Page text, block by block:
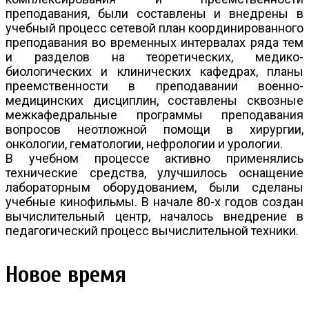
преподавания, были составлены и внедрены в
учебный процесс сетевой план координированного
преподавания во временных интервалах ряда тем
и разделов на теоретических, медико-
биологических и клинических кафедрах, планы
преемственности в преподавании военно-
медицинских дисциплин, составлены сквозные
межкафедральные программы преподавания
вопросов неотложной помощи в хирургии,
онкологии, гематологии, нефрологии и урологии.
В учебном процессе активно применялись
технические средства, улучшилось оснащение
лабораторным оборудованием, были сделаны
учебные кинофильмы. В начале 80-х годов создан
вычислительный центр, началось внедрение в
педагогический процесс вычислительной техники.
Новое время